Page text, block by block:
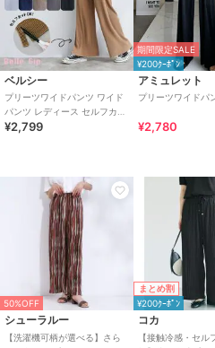
ベルシー
プリーツワイドパンツ ワイド
パンツ レディース セルフカッ
ト 13色 春夏ボトム カラフル
¥2,799
期間限定SALE
¥200ｸｰﾎﾟﾝ
アミュレット
プリーツワイドパ
¥2,780
50%OFF
シューラルー
【洗濯機可柄が選べる】さら
まとめ割
¥200ｸｰﾎﾟﾝ
コカ
【接触冷感・セル